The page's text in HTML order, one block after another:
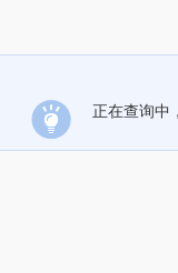
正在查询中